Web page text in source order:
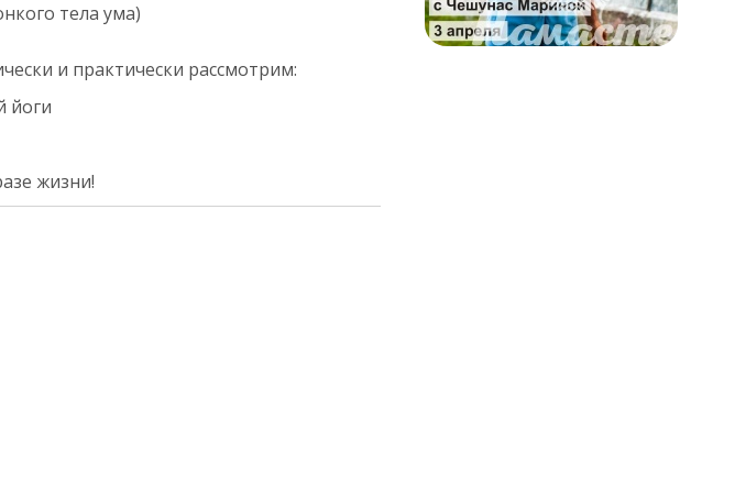
тела ума)
и практически рассмотрим:
йоги
жизни!